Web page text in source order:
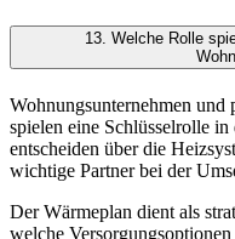
13. Welche Rolle
Wohnungsunternehmen und
spielen eine Schlüsselrolle
entscheiden über die
wichtige Partner bei der
Der Wärmeplan dient als
welche